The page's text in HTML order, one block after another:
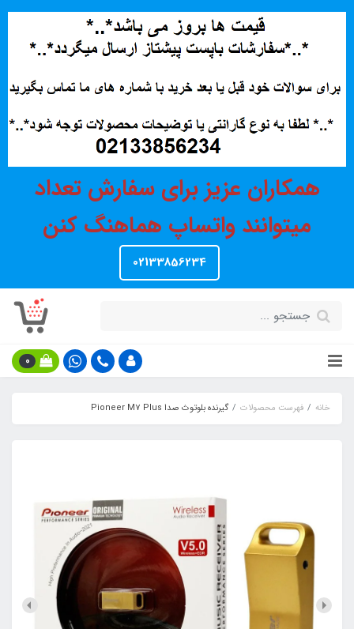
همکاران عزیز برای سفارش تعداد
میتوانند واتساپ هماهنگ کنن
02133856234
0
خانه فهرست محصولات گیرنده بلوتوث صدا Pioneer M7 Plus